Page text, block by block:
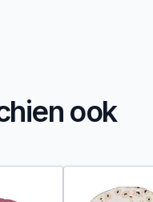
ook